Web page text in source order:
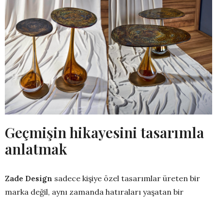
Geçmişin hikayesini tasarımla
anlatmak
Zade Design sadece kişiye özel tasarımlar üreten bir
marka değil, aynı zamanda hatıraları yaşatan bir